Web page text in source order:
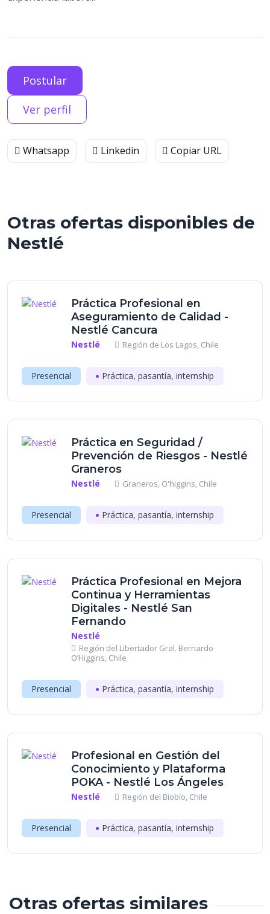
Postular
Ver perfil
Whatsapp Linkedin Copiar URL
Otras ofertas disponibles de
Nestlé
Práctica Profesional en
Aseguramiento de Calidad -
Nestlé Cancura
Nestlé Región de Los Lagos, Chile
Presencial Práctica, pasantía, internship
Práctica en Seguridad /
Prevención de Riesgos - Nestlé
Graneros
Nestlé Graneros, O'higgins, Chile
Presencial Práctica, pasantía, internship
Práctica Profesional en Mejora
Continua y Herramientas
Digitales - Nestlé San
Fernando
Nestlé
Región del Libertador Gral. Bernardo
O’Higgins, Chile
Presencial Práctica, pasantía, internship
Profesional en Gestión del
Conocimiento y Plataforma
POKA - Nestlé Los Ángeles
Nestlé Región del Biobío, Chile
Presencial Práctica, pasantía, internship
Otras ofertas similares